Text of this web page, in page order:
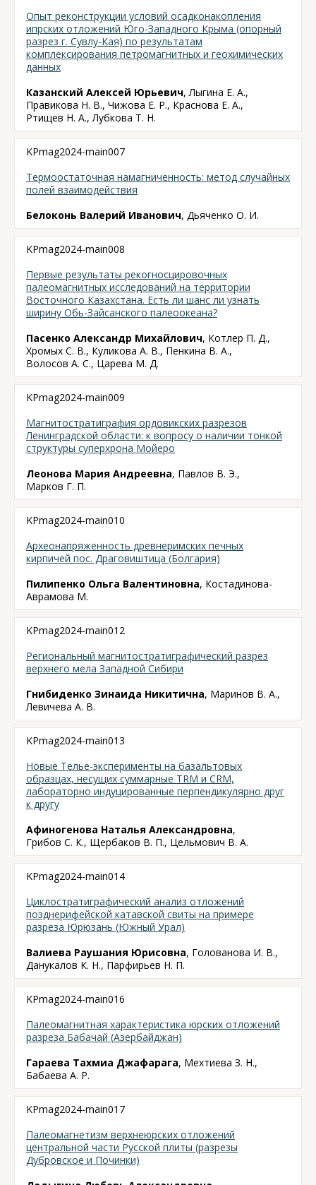
Опыт реконструкции условий осадконакопления
ипрских отложений Юго-Западного Крыма (опорный
разрез г. Сувлу-Кая) по результатам
комплексирования петромагнитных и геохимических
данных
Казанский Алексей Юрьевич, Лыгина Е. А.,
Правикова Н. В., Чижова Е. Р., Краснова Е. А.,
Ртищев Н. А., Лубкова Т. Н.
KPmag2024-main007
Термоостаточная намагниченность: метод случайных
полей взаимодействия
Белоконь Валерий Иванович, Дьяченко О. И.
KPmag2024-main008
Первые результаты рекогносцировочных
палеомагнитных исследований на территории
Восточного Казахстана. Есть ли шанс ли узнать
ширину Обь-Зайсанского палеоокеана?
Пасенко Александр Михайлович, Котлер П. Д.,
Хромых С. В., Куликова А. В., Пенкина В. А.,
Волосов А. С., Царева М. Д.
KPmag2024-main009
Магнитостратиграфия ордовикских разрезов
Ленинградской области: к вопросу о наличии тонкой
структуры суперхрона Мойеро
Леонова Мария Андреевна, Павлов В. Э.,
Марков Г. П.
KPmag2024-main010
Археонапряженность древнеримских печных
кирпичей пос. Драговиштица (Болгария)
Пилипенко Ольга Валентиновна, Костадинова-
Аврамова М.
KPmag2024-main012
Региональный магнитостратиграфический разрез
верхнего мела Западной Сибири
Гнибиденко Зинаида Никитична, Маринов В. А.,
Левичева А. В.
KPmag2024-main013
Новые Телье-эксперименты на базальтовых
образцах, несущих суммарные TRM и CRM,
лабораторно индуцированные перпендикулярно друг
к другу
Афиногенова Наталья Александровна,
Грибов С. К., Щербаков В. П., Цельмович В. А.
KPmag2024-main014
Циклостратиграфический анализ отложений
позднерифейской катавской свиты на примере
разреза Юрюзань (Южный Урал)
Валиева Раушания Юрисовна, Голованова И. В.,
Данукалов К. Н., Парфирьев Н. П.
KPmag2024-main016
Палеомагнитная характеристика юрских отложений
разреза Бабачай (Азербайджан)
Гараева Тахмиа Джафарага, Мехтиева З. Н.,
Бабаева А. Р.
KPmag2024-main017
Палеомагнетизм верхнеюрских отложений
центральной части Русской плиты (разрезы
Дубровское и Починки)